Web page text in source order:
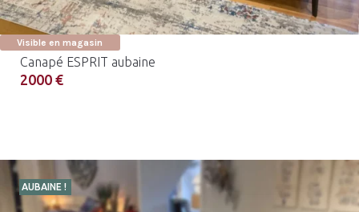
Visible en magasin
Canapé ESPRIT aubaine
2000 €
AUBAINE !